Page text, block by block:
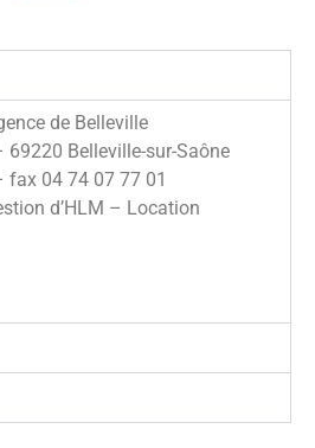
de Belleville
Belleville-sur-Saône
fax 04 74 07 77 01
d’HLM – Location